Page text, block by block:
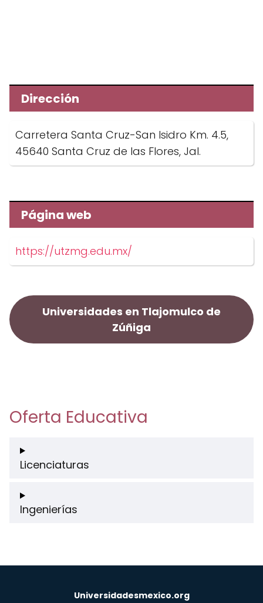
Dirección
Carretera Santa Cruz-San Isidro Km. 4.5,
45640 Santa Cruz de las Flores, Jal.
Página web
https://utzmg.edu.mx/
Universidades en Tlajomulco de
Zúñiga
Oferta Educativa
Licenciaturas
Ingenierías
Universidadesmexico.org